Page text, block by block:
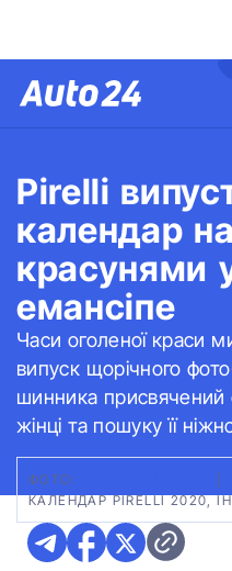
Pirelli
календар
красунями
емансіпе
Часи оголеної краси
випуск щорічного
шинника присвячений
жінці та пошуку її
ФОТО:
КАЛЕНДАР PIRELLI 2020,